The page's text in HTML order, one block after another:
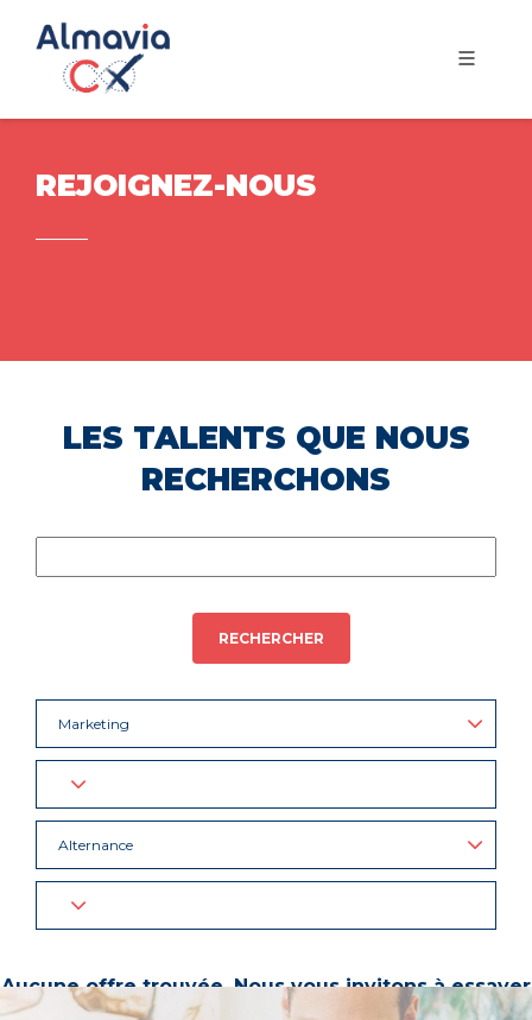
REJOIGNEZ-NOUS
LES TALENTS QUE NOUS
RECHERCHONS
RECHERCHER
Marketing
Alternance
Aucune offre trouvée. Nous vous invitons à essayer